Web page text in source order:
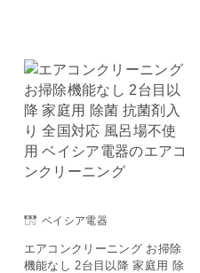
ベイシア電器
エアコンクリーニング お掃除
機能なし 2台目以降 家庭用 除